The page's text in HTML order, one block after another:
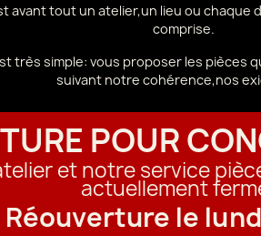
avant tout un atelier,un lieu ou
comprise.
très simple: vous proposer les pièces
suivant notre cohérence,nos
POUR
et notre service
actuellement
Réouverture le